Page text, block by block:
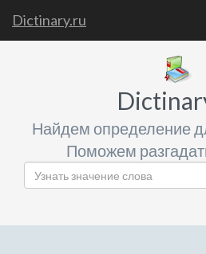
Dictinary.ru
Найдем определение
Поможем